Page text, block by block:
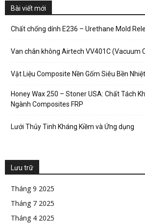
Bài viết mới
Chất chống dính E236 – Urethane Mold
Van chân không Airtech VV401C (Vacuum
Vật Liệu Composite Nền Gốm Siêu Bền
Honey Wax 250 – Stoner USA: Chất Tách
Ngành Composites FRP
Lưới Thủy Tinh Kháng Kiềm và Ứng dụng
Lưu trữ
Tháng 9 2025
Tháng 7 2025
Tháng 4 2025